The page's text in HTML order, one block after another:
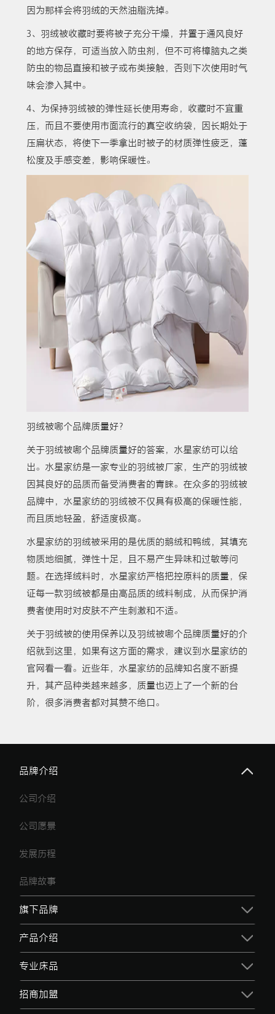
因为那样会将羽绒的天然油脂洗掉。
3、羽绒被收藏时要将被子充分干燥，并置于通风良好
的地方保存，可适当放入防虫剂，但不可将樟脑丸之类
防虫的物品直接和被子或布类接触，否则下次使用时气
味会渗入其中。
4、为保持羽绒被的弹性延长使用寿命，收藏时不宜重
压，而且不要使用市面流行的真空收纳袋，因长期处于
压扁状态，将使下一季拿出时被子的材质弹性疲乏，蓬
松度及手感变差，影响保暖性。
羽绒被哪个品牌质量好？
关于羽绒被哪个品牌质量好的答案，水星家纺可以给
出。水星家纺是一家专业的羽绒被厂家，生产的羽绒被
因其良好的品质而备受消费者的青睐。在众多的羽绒被
品牌中，水星家纺的羽绒被不仅具有极高的保暖性能，
而且质地轻盈，舒适度极高。
水星家纺的羽绒被采用的是优质的鹅绒和鸭绒，其填充
物质地细腻，弹性十足，且不易产生异味和过敏等问
题。在选择绒料时，水星家纺严格把控原料的质量，保
证每一款羽绒被都是由高品质的绒料制成，从而保护消
费者使用时对皮肤不产生刺激和不适。
关于羽绒被的使用保养以及羽绒被哪个品牌质量好的介
绍就到这里，如果有这方面的需求，建议到水星家纺的
官网看一看。近些年，水星家纺的品牌知名度不断提
升，其产品种类越来越多，质量也迈上了一个新的台
阶，很多消费者都对其赞不绝口。
品牌介绍
公司介绍
公司愿景
发展历程
品牌故事
旗下品牌
产品介绍
专业床品
招商加盟